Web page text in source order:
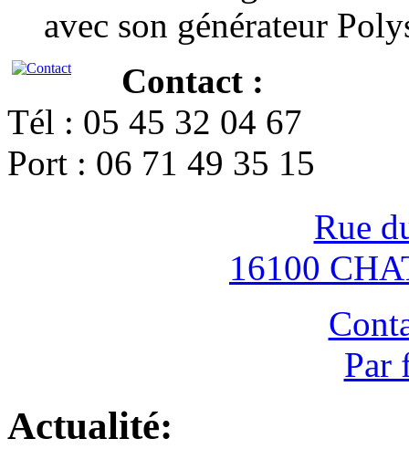
avec son générateur
Contact :
Tél : 05 45 32 04 67
Port : 06 71 49 35 15
Rue
16100
Par
Actualité: